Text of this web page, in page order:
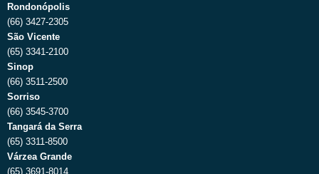
Rondonópolis
(66) 3427-2305
São Vicente
(65) 3341-2100
Sinop
(66) 3511-2500
Sorriso
(66) 3545-3700
Tangará da Serra
(65) 3311-8500
Várzea Grande
(65) 3691-8014